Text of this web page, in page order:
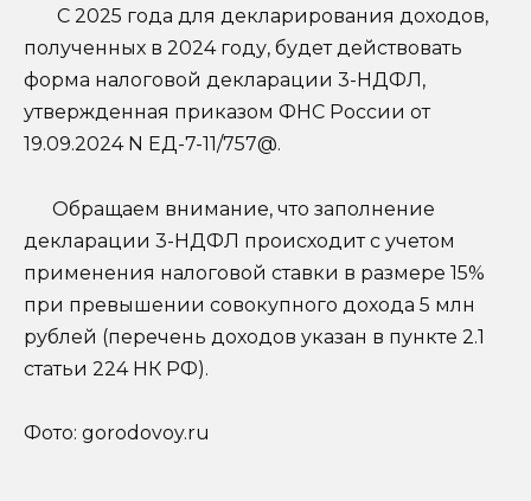
С 2025 года для декларирования доходов,
полученных в 2024 году, будет действовать
форма налоговой декларации 3-НДФЛ,
утвержденная приказом ФНС России от
19.09.2024 N ЕД-7-11/757@.
Обращаем внимание, что заполнение
декларации 3-НДФЛ происходит с учетом
применения налоговой ставки в размере 15%
при превышении совокупного дохода 5 млн
рублей (перечень доходов указан в пункте 2.1
статьи 224 НК РФ).
Фото: gorodovoy.ru